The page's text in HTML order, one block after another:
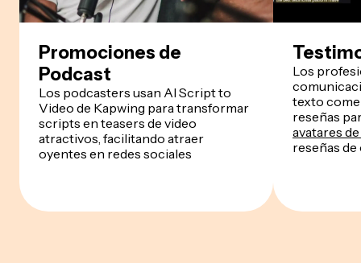
Promociones de
Podcast
Los podcasters usan AI Script to
Video de Kapwing para transformar
scripts en teasers de video
atractivos, facilitando atraer
oyentes en redes sociales
Los
texto
reseñas
avatares
reseñas